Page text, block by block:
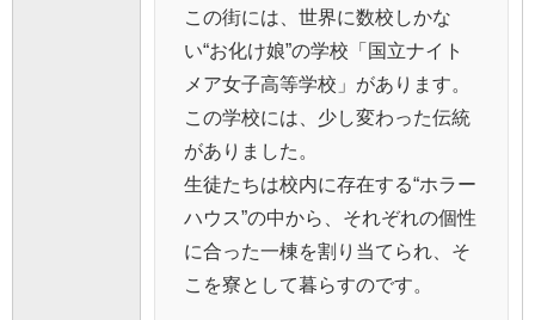
この街には、世界に数校しかな
い“お化け娘”の学校「国立ナイト
メア女子高等学校」があります。
この学校には、少し変わった伝統
がありました。
生徒たちは校内に存在する“ホラー
ハウス”の中から、それぞれの個性
に合った一棟を割り当てられ、そ
こを寮として暮らすのです。